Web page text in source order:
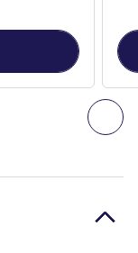
ถั
a large bed for